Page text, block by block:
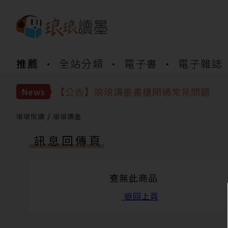
推薦 全站分類 電子書 電子雜誌
News
【公告】琅琅書店服務升級重要說明及
【公告】琅琅讀墨書櫃開通常見問題
【公告】琅琅書店服務升級重要說明及
琅琅悅讀 琅琅讀墨
訊息回傳頁
查無此商品
返回上頁